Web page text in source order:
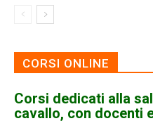
CORSI ONLINE
Corsi dedicati alla
cavallo, con docenti